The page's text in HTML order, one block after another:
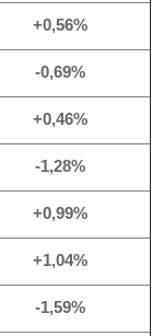
+0,56%
-0,69%
+0,46%
-1,28%
+0,99%
+1,04%
-1,59%